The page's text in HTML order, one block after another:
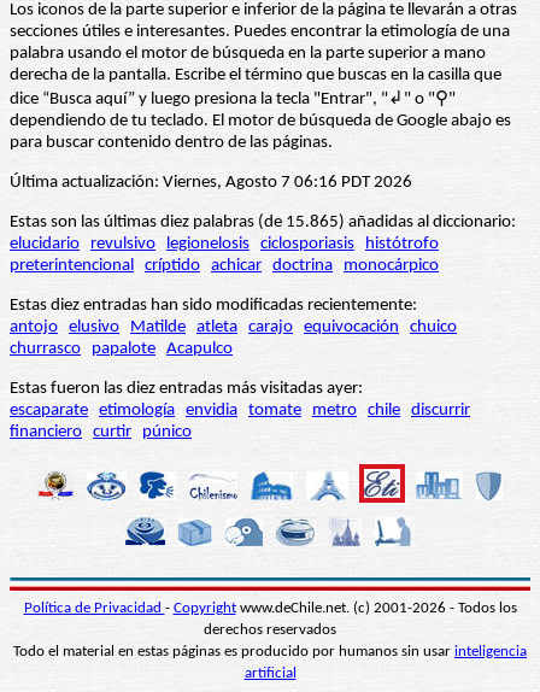
Los iconos de la parte superior e inferior de la página te llevarán a otras
secciones útiles e interesantes. Puedes encontrar la etimología de una
palabra usando el motor de búsqueda en la parte superior a mano
derecha de la pantalla. Escribe el término que buscas en la casilla que
dice “Busca aquí” y luego presiona la tecla "Entrar", "↲" o "⚲"
dependiendo de tu teclado. El motor de búsqueda de Google abajo es
para buscar contenido dentro de las páginas.
Última actualización: Viernes, Agosto 7 06:16 PDT 2026
Estas son las últimas diez palabras (de 15.865) añadidas al diccionario:
elucidario
revulsivo legionelosis ciclosporiasis
histótrofo
preterintencional críptido achicar doctrina monocárpico
Estas diez entradas han sido modificadas recientemente:
antojo elusivo Matilde atleta carajo equivocación
chuico
churrasco
papalote Acapulco
Estas fueron las diez entradas más visitadas ayer:
escaparate etimología envidia tomate metro chile discurrir
financiero curtir púnico
Política de Privacidad - Copyrightwww.deChile.net. (c) 2001-2026 - Todos los
derechos reservados
Todo el material en estas páginas es producido por humanos sin usar inteligencia
artificial